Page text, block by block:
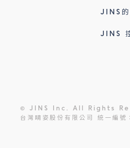
JINS
JINS
© JINS Inc. All Rights
台灣睛姿股份有限公司 統一編